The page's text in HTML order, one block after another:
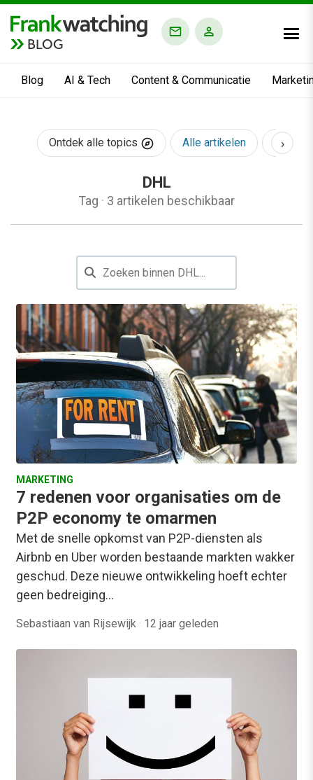
BLOG
Blog AI & Tech Content & Communicatie
Ontdek alle topics Alle artikelen AI &
›
DHL
Tag · 3 artikelen beschikbaar
MARKETING
7 redenen voor organisaties om de
P2P economy te omarmen
Met de snelle opkomst van P2P-diensten als
Airbnb en Uber worden bestaande markten wakker
geschud. Deze nieuwe ontwikkeling hoeft echter
geen bedreiging…
Sebastiaan van Rijsewijk · 12 jaar geleden